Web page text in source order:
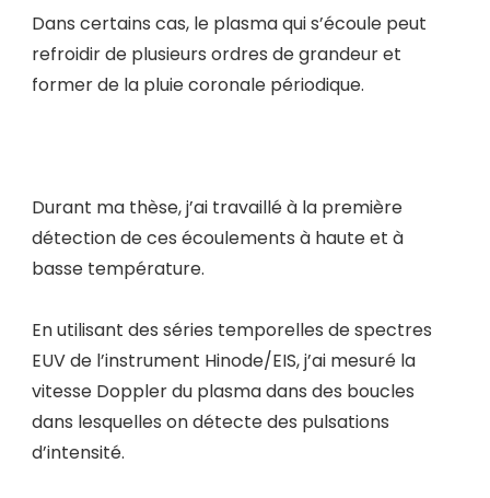
Dans certains cas, le plasma qui s’écoule peut
refroidir de plusieurs ordres de grandeur et
former de la pluie coronale périodique.
Durant ma thèse, j’ai travaillé à la première
détection de ces écoulements à haute et à
basse température.
En utilisant des séries temporelles de spectres
EUV de l’instrument Hinode/EIS, j’ai mesuré la
vitesse Doppler du plasma dans des boucles
dans lesquelles on détecte des pulsations
d’intensité.